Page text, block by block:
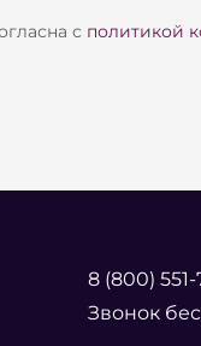
с политикой
8 (800) 551-
Звонок